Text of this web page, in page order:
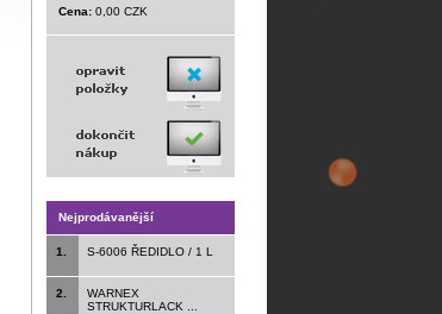
Cena: 0,00 CZK
Nejprodávanější
1. S-6006 ŘEDIDLO / 1 L
2.
WARNEX
STRUKTURLACK ...